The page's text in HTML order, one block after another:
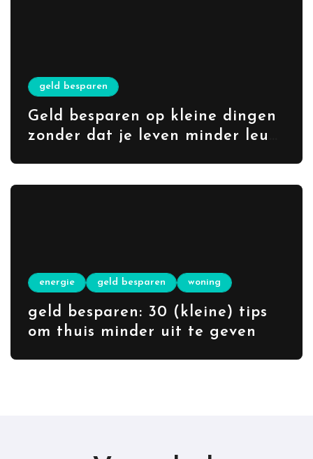
geld besparen
Geld besparen op kleine dingen
zonder dat je leven minder leuk
energie geld besparen woning
geld besparen: 30 (kleine) tips
om thuis minder uit te geven